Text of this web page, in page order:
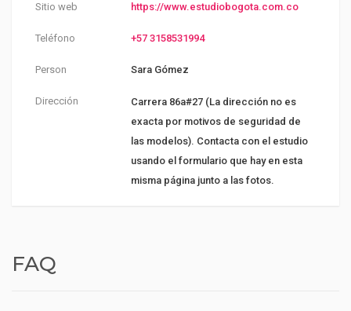
Sitio web https://www.estudiobogota.com.co
Teléfono +57 3158531994
Person Sara Gómez
Dirección
Carrera 86a#27 (La dirección no es
exacta por motivos de seguridad de
las modelos). Contacta con el estudio
usando el formulario que hay en esta
misma página junto a las fotos.
FAQ